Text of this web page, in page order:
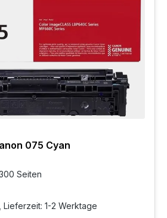
075 Cyan
Seiten
1-2 Werktage